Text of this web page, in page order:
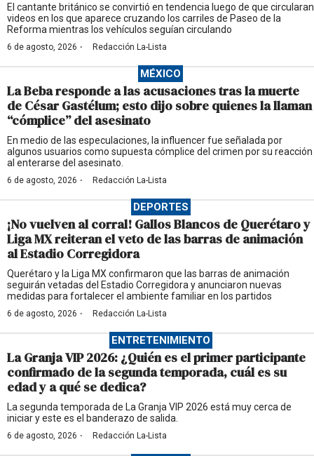
El cantante británico se convirtió en tendencia luego de que circularan
videos en los que aparece cruzando los carriles de Paseo de la
Reforma mientras los vehículos seguían circulando
6 de agosto, 2026 · Redacción La-Lista
MÉXICO
La Beba responde a las acusaciones tras la muerte
de César Gastélum; esto dijo sobre quienes la llaman
“cómplice” del asesinato
En medio de las especulaciones, la influencer fue señalada por
algunos usuarios como supuesta cómplice del crimen por su reacción
al enterarse del asesinato.
6 de agosto, 2026 · Redacción La-Lista
DEPORTES
¡No vuelven al corral! Gallos Blancos de Querétaro y
Liga MX reiteran el veto de las barras de animación
al Estadio Corregidora
Querétaro y la Liga MX confirmaron que las barras de animación
seguirán vetadas del Estadio Corregidora y anunciaron nuevas
medidas para fortalecer el ambiente familiar en los partidos
6 de agosto, 2026 · Redacción La-Lista
ENTRETENIMIENTO
La Granja VIP 2026: ¿Quién es el primer participante
confirmado de la segunda temporada, cuál es su
edad y a qué se dedica?
La segunda temporada de La Granja VIP 2026 está muy cerca de
iniciar y este es el banderazo de salida.
6 de agosto, 2026 · Redacción La-Lista